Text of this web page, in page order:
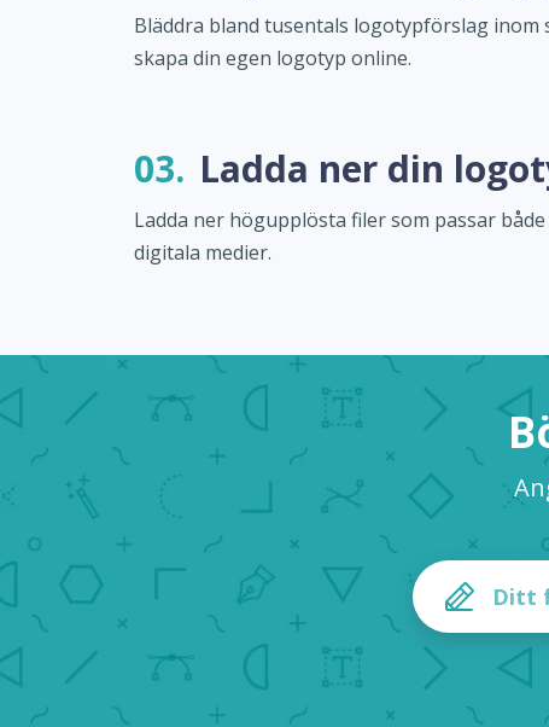
Bläddra bland tusentals logotypförslag inom
skapa din egen logotyp online.
03. Ladda ner din
Ladda ner högupplösta filer som passar
digitala medier.